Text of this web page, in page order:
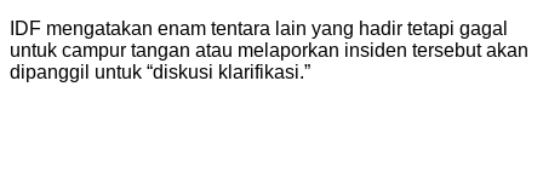
IDF mengatakan enam tentara lain yang hadir tetapi gagal
untuk campur tangan atau melaporkan insiden tersebut akan
dipanggil untuk “diskusi klarifikasi.”